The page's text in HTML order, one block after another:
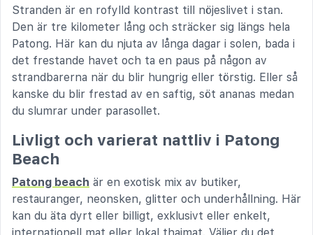
Stranden är en rofylld kontrast till nöjeslivet i stan.
Den är tre kilometer lång och sträcker sig längs hela
Patong. Här kan du njuta av långa dagar i solen, bada i
det frestande havet och ta en paus på någon av
strandbarerna när du blir hungrig eller törstig. Eller så
kanske du blir frestad av en saftig, söt ananas medan
du slumrar under parasollet.
Livligt och varierat nattliv i Patong
Beach
Patong beach är en exotisk mix av butiker,
restauranger, neonsken, glitter och underhållning. Här
kan du äta dyrt eller billigt, exklusivt eller enkelt,
internationell mat eller lokal thaimat. Väljer du det